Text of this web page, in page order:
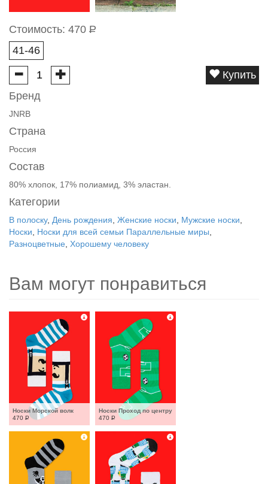
Стоимость: 470 Р
41-46
Купить
Бренд
JNRB
Страна
Россия
Состав
80% хлопок, 17% полиамид, 3% эластан.
Категории
В полоску, День рождения Женские носки Мужские носки
Носки
Носки для всей семьи Параллельные миры
Разноцветные
Хорошему человеку
Вам могут понравиться
Носки Морской волк
470 Р
Носки Проход по центру
470 Р